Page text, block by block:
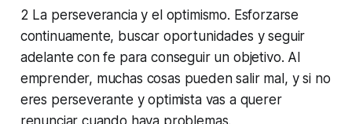
2 La perseverancia y el optimismo. Esforzarse
continuamente, buscar oportunidades y seguir
adelante con fe para conseguir un objetivo. Al
emprender, muchas cosas pueden salir mal, y si no
eres perseverante y optimista vas a querer
renunciar cuando haya problemas.